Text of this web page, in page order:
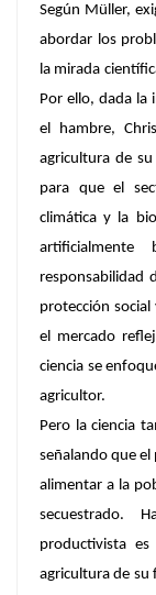
Según Müller,
abordar los
la mirada
Por ello, dada la
el hambre,
agricultura de
para que el
climática y la
responsabilidad
protección
el mercado
ciencia se
agricultor.
Pero la ciencia
señalando que el
alimentar a la
secuestrado.
productivista
agricultura de su